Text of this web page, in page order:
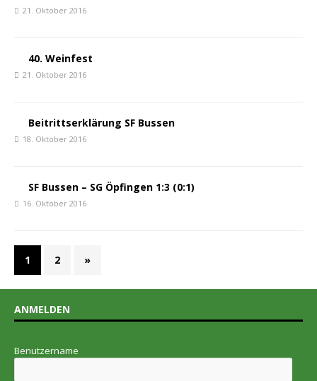
21. Oktober 2016
40. Weinfest
21. Oktober 2016
Beitrittserklärung SF Bussen
18. Oktober 2016
SF Bussen – SG Öpfingen 1:3 (0:1)
16. Oktober 2016
1 2 »
ANMELDEN
Benutzername